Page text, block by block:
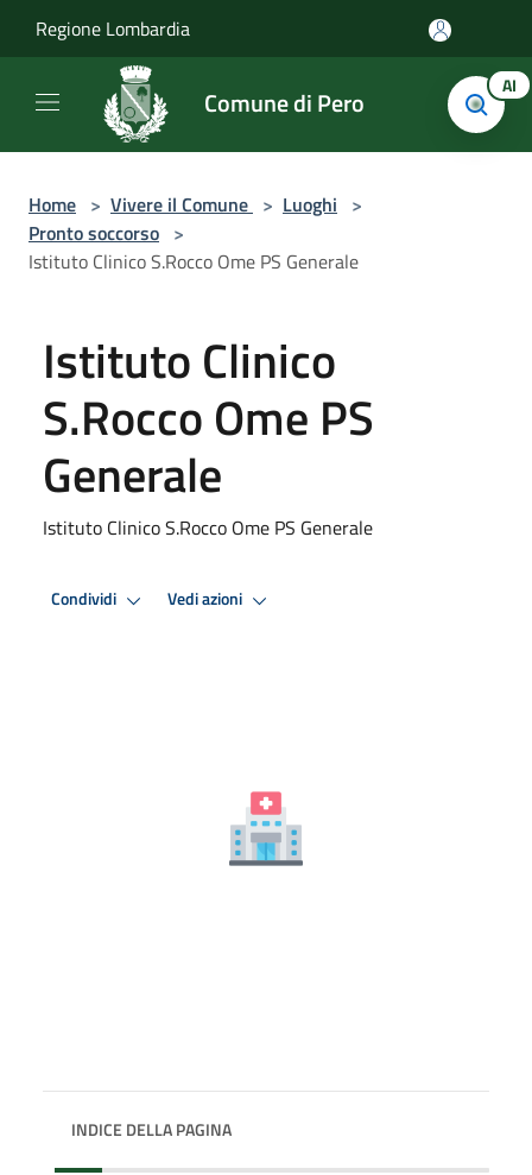
Regione Lombardia
Comune di Pero AI
Home > Vivere il Comune > Luoghi >
Pronto soccorso >
Istituto Clinico S.Rocco Ome PS Generale
Istituto Clinico
S.Rocco Ome PS
Generale
Istituto Clinico S.Rocco Ome PS Generale
Condividi Vedi azioni
INDICE DELLA PAGINA